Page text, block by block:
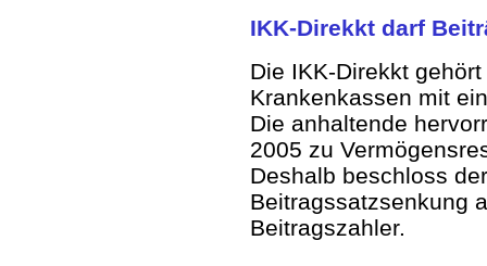
IKK-Direkkt darf
Die IKK-Direkkt
Krankenkassen mit
Die anhaltende
2005 zu
Deshalb beschloss
Beitragssatzsenkung
Beitragszahler.